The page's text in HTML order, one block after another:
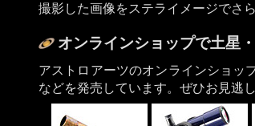
撮影した画像をステライメージでさ
オンラインショップで土星
アストロアーツのオンラインショッ
などを発売しています。ぜひお見逃し